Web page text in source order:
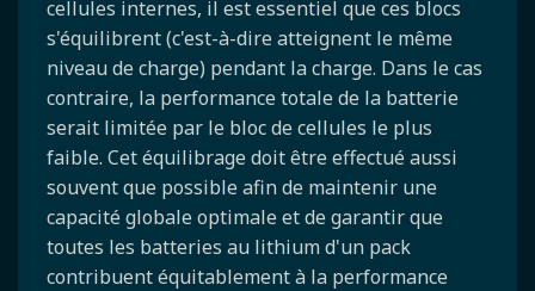
cellules internes, il est essentiel que ces blocs
s'équilibrent (c'est-à-dire atteignent le même
niveau de charge) pendant la charge. Dans le cas
contraire, la performance totale de la batterie
serait limitée par le bloc de cellules le plus
faible. Cet équilibrage doit être effectué aussi
souvent que possible afin de maintenir une
capacité globale optimale et de garantir que
toutes les batteries au lithium d'un pack
contribuent équitablement à la performance